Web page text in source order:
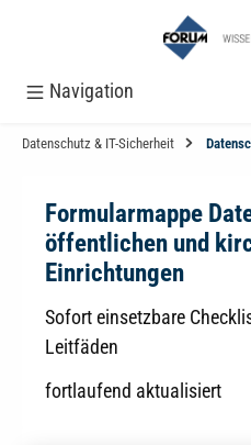
Navigation
Datenschutz & IT-Sicherheit
Formularmappe
öffentlichen und
Einrichtungen
Sofort einsetzbare
Leitfäden
fortlaufend aktualisiert